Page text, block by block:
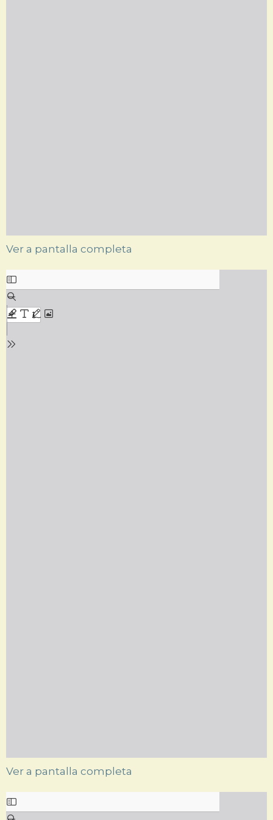
Ver a pantalla completa
Ver a pantalla completa